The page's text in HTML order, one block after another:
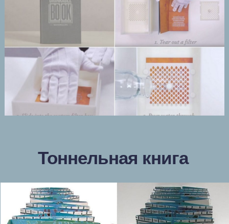
Тоннельная книга